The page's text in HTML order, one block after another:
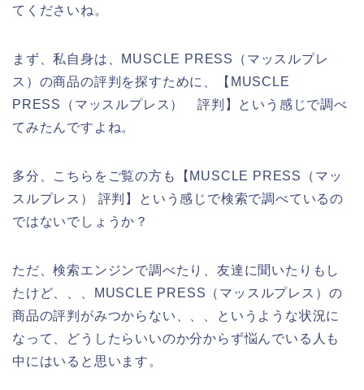
てくださいね。
まず、私自身は、MUSCLE PRESS（マッスルプレ
ス）の商品の評判を探すために、【MUSCLE
PRESS（マッスルプレス） 評判】という感じで調べ
てみたんですよね。
多分、こちらをご覧の方も【MUSCLE PRESS（マッ
スルプレス） 評判】という感じで検索で調べているの
ではないでしょうか？
ただ、検索エンジンで調べたり、友達に聞いたりもし
たけど、、、MUSCLE PRESS（マッスルプレス）の
商品の評判がみつからない、、、というような状況に
なって、どうしたらいいのか分からず悩んでいる人も
中にはいると思います。